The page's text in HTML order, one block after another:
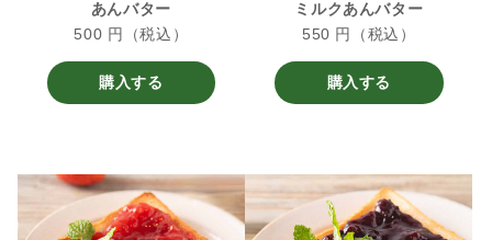
あんバター
500 円（税込）
購入する
ミルクあんバター
550 円（税込）
購入する